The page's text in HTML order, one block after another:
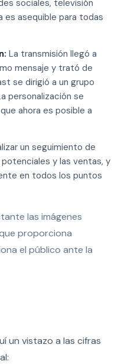
sociales, televisión
es asequible para todas
La transmisión llegó a
mensaje y trató de
se dirigió a un grupo
personalización se
ahora es posible a
un seguimiento de
y las ventas, y
en todos los puntos
las imágenes
proporciona
el público ante la
un vistazo a las cifras